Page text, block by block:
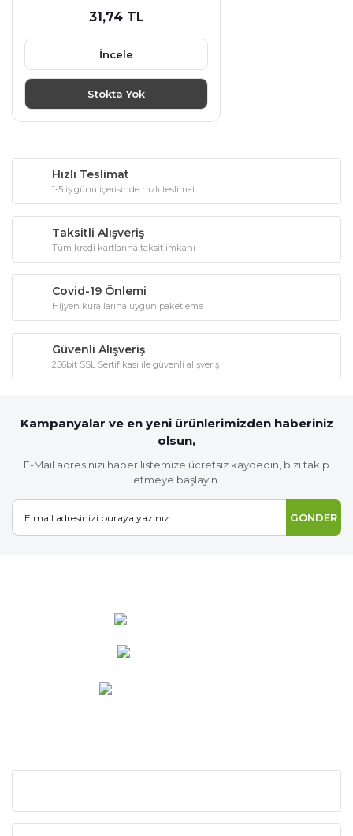
31,74 TL
İncele
Stokta Yok
Hızlı Teslimat
1-5 iş günü içerisinde hızlı teslimat
Taksitli Alışveriş
Tüm kredi kartlarına taksit imkanı
Covid-19 Önlemi
Hijyen kurallarına uygun paketleme
Güvenli Alışveriş
256bit SSL Sertifikası ile güvenli alışveriş
Kampanyalar ve en yeni ürünlerimizden haberiniz
olsun,
E-Mail adresinizi haber listemize ücretsiz kaydedin, bizi takip
etmeye başlayın.
GÖNDER